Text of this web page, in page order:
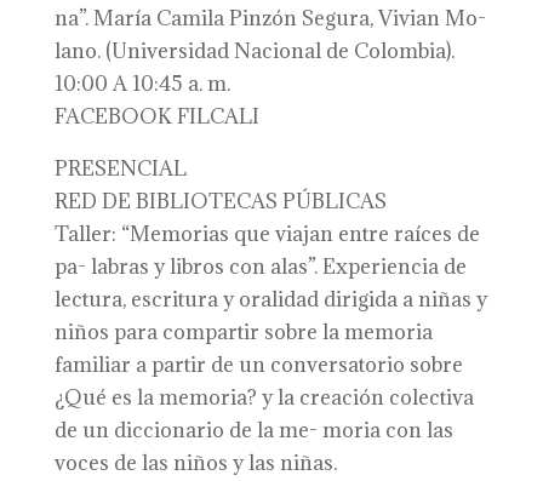
na”. María Camila Pinzón Segura, Vivian Mo-
lano. (Universidad Nacional de Colombia).
10:00 A 10:45 a. m.
FACEBOOK FILCALI
PRESENCIAL
RED DE BIBLIOTECAS PÚBLICAS
Taller: “Memorias que viajan entre raíces de
pa- labras y libros con alas”. Experiencia de
lectura, escritura y oralidad dirigida a niñas y
niños para compartir sobre la memoria
familiar a partir de un conversatorio sobre
¿Qué es la memoria? y la creación colectiva
de un diccionario de la me- moria con las
voces de las niños y las niñas.